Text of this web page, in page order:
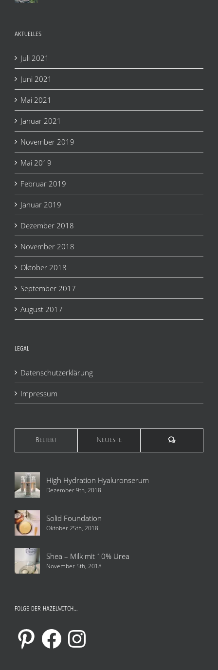
AKTUELLES
Juli 2021
Juni 2021
Mai 2021
Januar 2021
November 2019
Mai 2019
Februar 2019
Januar 2019
Dezember 2018
November 2018
Oktober 2018
September 2017
August 2017
LEGAL
Datenschutzerklärung
Impressum
Beliebt Neueste Kommentare
High Hydration Hyaluronserum
Dezember 9th, 2018
Solid Foundation
Oktober 25th, 2018
Shea – Milk mit 10% Urea
November 5th, 2018
FOLGE DER HAZELWITCH…
Pinterest FacebookInstagram